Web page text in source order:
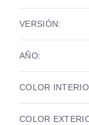
VERSIÓN:
AÑO:
COLOR
COLOR